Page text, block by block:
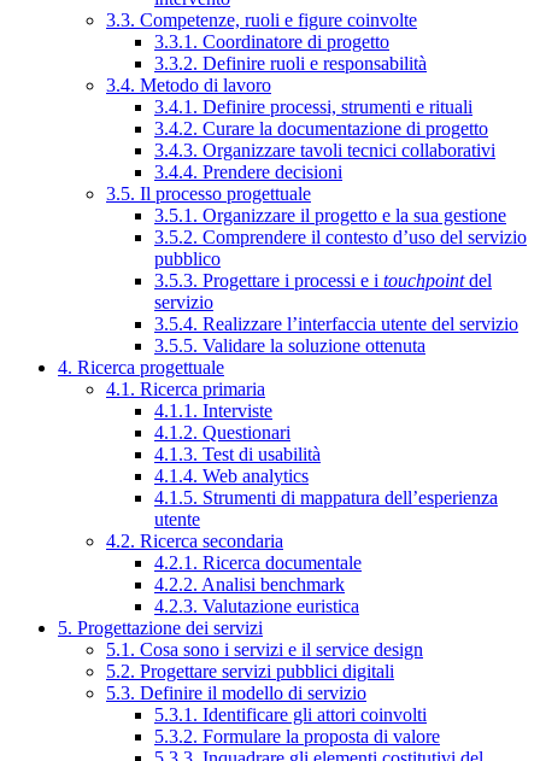
3.3. Competenze, ruoli e figure coinvolte
3.3.1. Coordinatore di progetto
3.3.2. Definire ruoli e responsabilità
3.4. Metodo di lavoro
3.4.1. Definire processi, strumenti e rituali
3.4.2. Curare la documentazione di progetto
3.4.3. Organizzare tavoli tecnici collaborativi
3.4.4. Prendere decisioni
3.5. Il processo progettuale
3.5.1. Organizzare il progetto e la sua gestione
3.5.2. Comprendere il contesto d’uso del servizio
pubblico
3.5.3. Progettare i processi e i touchpointdel
servizio
3.5.4. Realizzare l’interfaccia utente del servizio
3.5.5. Validare la soluzione ottenuta
4. Ricerca progettuale
4.1. Ricerca primaria
4.1.1. Interviste
4.1.2. Questionari
4.1.3. Test di usabilità
4.1.4. Web analytics
4.1.5. Strumenti di mappatura dell’esperienza
utente
4.2. Ricerca secondaria
4.2.1. Ricerca documentale
4.2.2. Analisi benchmark
4.2.3. Valutazione euristica
5. Progettazione dei servizi
5.1. Cosa sono i servizi e il service design
5.2. Progettare servizi pubblici digitali
5.3. Definire il modello di servizio
5.3.1. Identificare gli attori coinvolti
5.3.2. Formulare la proposta di valore